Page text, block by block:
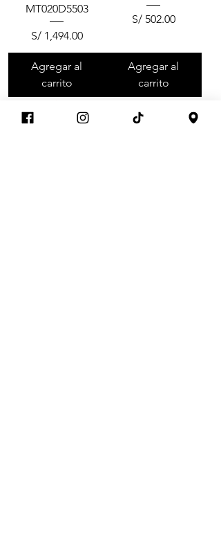
MT020D5503
Precio
S/ 1,494.00
Agregar al
carrito
Precio
S/ 502.00
Agregar al
carrito